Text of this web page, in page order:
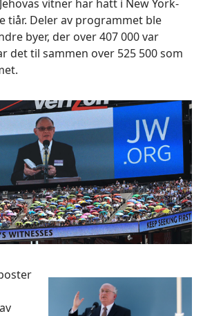
vitner har hatt i New York-
tiår. Deler av programmet ble
byer, der over 407 000 var
det til sammen over 525 500 som